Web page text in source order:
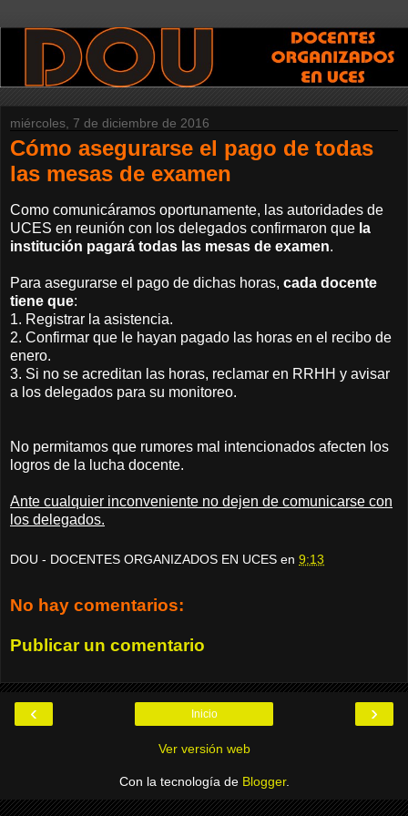
miércoles, 7 de diciembre de 2016
Cómo asegurarse el pago de todas
las mesas de examen
Como comunicáramos oportunamente, las autoridades de
UCES en reunión con los delegados confirmaron que la
institución pagará todas las mesas de examen.
Para asegurarse el pago de dichas horas, cada docente
tiene que:
1. Registrar la asistencia.
2. Confirmar que le hayan pagado las horas en el recibo de
enero.
3. Si no se acreditan las horas, reclamar en RRHH y avisar
a los delegados para su monitoreo.
No permitamos que rumores mal intencionados afecten los
logros de la lucha docente.
Ante cualquier inconveniente no dejen de comunicarse con
los delegados.
DOU - DOCENTES ORGANIZADOS EN UCES en 9:13
No hay comentarios:
Publicar un comentario
‹ ›
Inicio
Ver versión web
Con la tecnología de Blogger.